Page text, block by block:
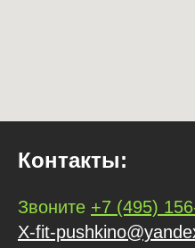
Контакты:
Звоните +7 (495)
X-fit-